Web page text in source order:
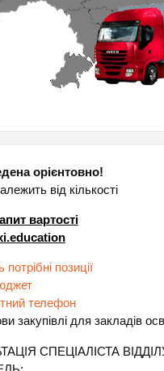
орієнтовно!
від кількості
вартості
потрібні позиції
телефон
закупівлі для закладів
СПЕЦІАЛІСТА